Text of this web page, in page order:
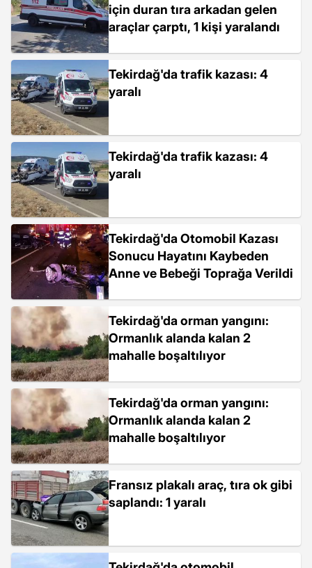
için duran tıra arkadan gelen
araçlar çarptı, 1 kişi yaralandı
Tekirdağ'da trafik kazası: 4
yaralı
Tekirdağ'da trafik kazası: 4
yaralı
Tekirdağ'da Otomobil Kazası
Sonucu Hayatını Kaybeden
Anne ve Bebeği Toprağa Verildi
Tekirdağ'da orman yangını:
Ormanlık alanda kalan 2
mahalle boşaltılıyor
Tekirdağ'da orman yangını:
Ormanlık alanda kalan 2
mahalle boşaltılıyor
Fransız plakalı araç, tıra ok gibi
saplandı: 1 yaralı